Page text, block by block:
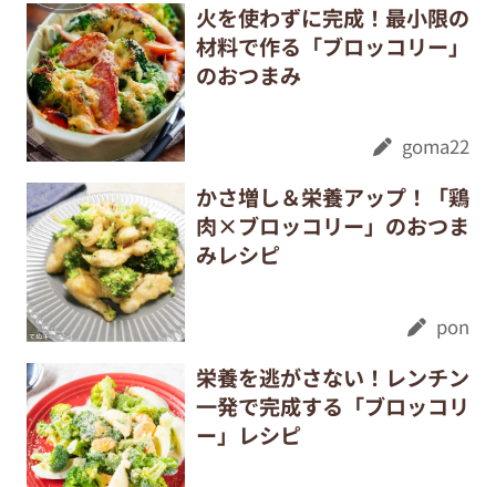
火を使わずに完成！最小限の
材料で作る「ブロッコリー」
のおつまみ
goma22
かさ増し＆栄養アップ！「鶏
肉×ブロッコリー」のおつま
みレシピ
pon
栄養を逃がさない！レンチン
一発で完成する「ブロッコリ
ー」レシピ